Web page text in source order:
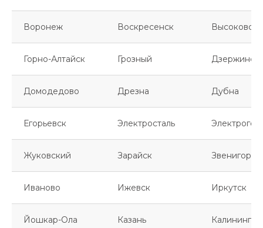
Воронеж Воскресенск Высоковск
Горно-Алтайск Грозный
Домодедово Дрезна Дубна
Егорьевск Электросталь
Жуковский Зарайск Звенигород
Иваново Ижевск Иркутск
Йошкар-Ола Казань